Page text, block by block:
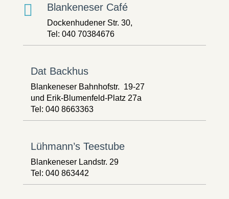
 Blankeneser Café
Dockenhudener Str. 30,
Tel: 040 70384676
Dat Backhus
Blankeneser Bahnhofstr. 19-27
und Erik-Blumenfeld-Platz 27a
Tel: 040 8663363
Lühmann’s Teestube
Blankeneser Landstr. 29
Tel: 040 863442